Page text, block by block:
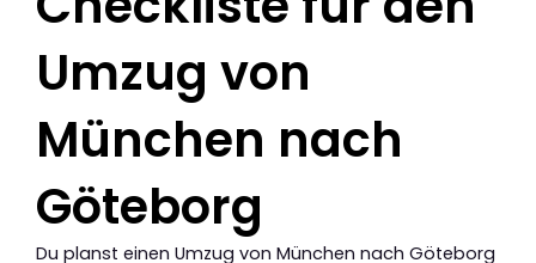
Umzug von
München nach
Göteborg
Du planst einen Umzug von München nach Göteborg